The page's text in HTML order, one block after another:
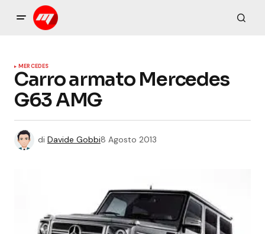
MERCEDES
Carro armato Mercedes
G63 AMG
di Davide Gobbi8 Agosto 2013